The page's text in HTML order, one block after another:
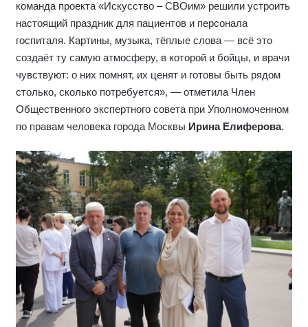
команда проекта «Искусство – СВОим» решили устроить
настоящий праздник для пациентов и персонала
госпиталя. Картины, музыка, тёплые слова — всё это
создаёт ту самую атмосферу, в которой и бойцы, и врачи
чувствуют: о них помнят, их ценят и готовы быть рядом
столько, сколько потребуется», — отметила Член
Общественного экспертного совета при Уполномоченном
по правам человека города Москвы Ирина Елиферова.